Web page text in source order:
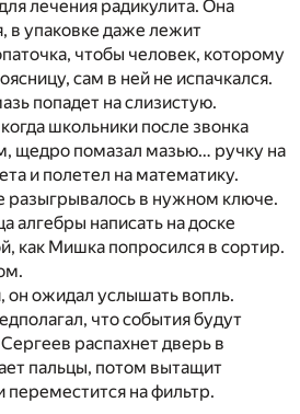
лечения радикулита. Она
в упаковке даже лежит
чтобы человек, которому
сам в ней не испачкался.
попадет на слизистую.
школьники после звонка
щедро помазал мазью… ручку на
и полетел на математику.
разыгрывалось в нужном ключе.
алгебры написать на доске
как Мишка попросился в сортир.
он ожидал услышать вопль.
что события будут
распахнет дверь в
пальцы, потом вытащит
переместится на фильтр.